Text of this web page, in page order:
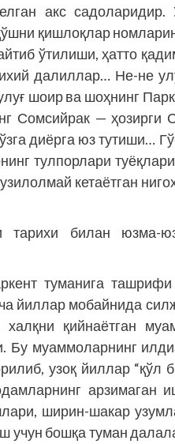
акс садоларидир.
қишлоқлар
ўтилиши, ҳатто
далиллар… Не-не
шоир ва шоҳнинг
Сомсийрак — ҳозирги
диёрга юз тутиши…
тулпорлари
кетаётган
тарихи билан юзма-
туманига
йиллар мобайнида
халқни қийнаётган
Бу муаммоларнинг
узоқ йиллар “қўл
арзимаган
ширин-шакар
учун бошқа туман